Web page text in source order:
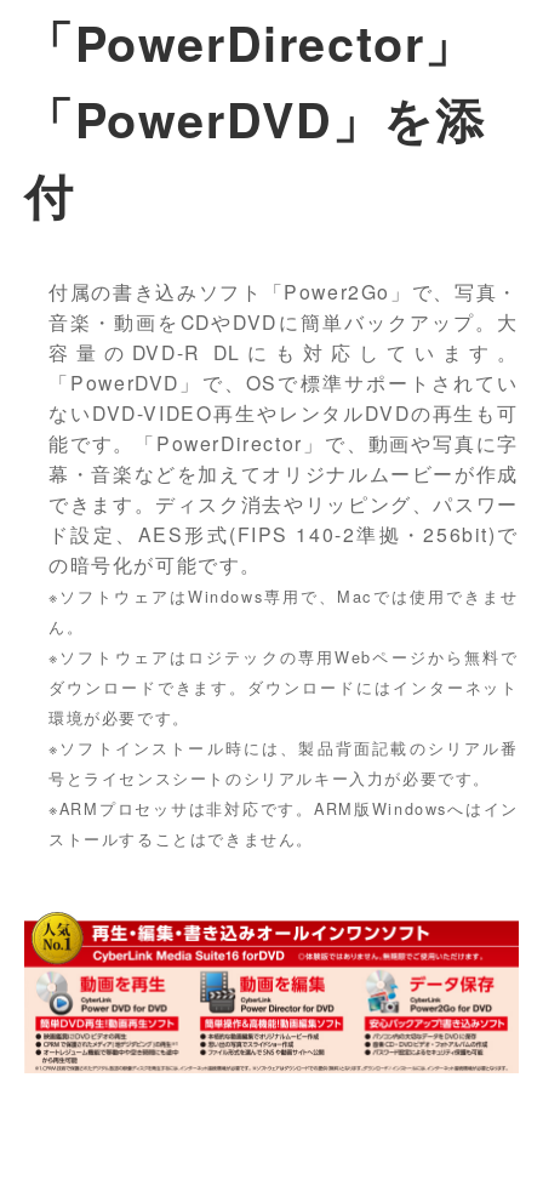
「PowerDirector」
「PowerDVD」を添
付
付属の書き込みソフト「Power2Go」で、写真・
音楽・動画をCDやDVDに簡単バックアップ。大
容量のDVD-R DLにも対応しています。
「PowerDVD」で、OSで標準サポートされてい
ないDVD-VIDEO再生やレンタルDVDの再生も可
能です。「PowerDirector」で、動画や写真に字
幕・音楽などを加えてオリジナルムービーが作成
できます。ディスク消去やリッピング、パスワー
ド設定、AES形式(FIPS 140-2準拠・256bit)で
の暗号化が可能です。
※ソフトウェアはWindows専用で、Macでは使用できませ
ん。
※ソフトウェアはロジテックの専用Webページから無料で
ダウンロードできます。ダウンロードにはインターネット
環境が必要です。
※ソフトインストール時には、製品背面記載のシリアル番
号とライセンスシートのシリアルキー入力が必要です。
※ARMプロセッサは非対応です。ARM版Windowsへはイン
ストールすることはできません。